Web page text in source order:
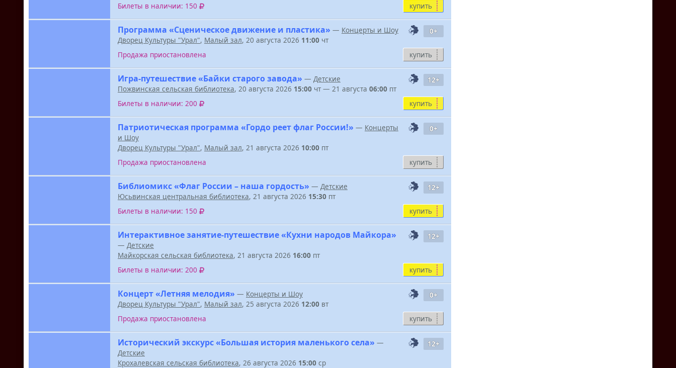
Билеты в наличии: 150
купить
0+
Программа «Сценическое движение и пластика» — Концерты и Шоу
Дворец Культуры "Урал", Малый зал, 20 августа 2026 11:00 чт
Продажа приостановлена
купить
12+
Игра-путешествие «Байки старого завода» — Детские
Пожвинская сельская библиотека, 20 августа 2026 15:00 чт — 21 августа 06:00 пт
Билеты в наличии: 200
купить
0+
Патриотическая программа «Гордо реет флаг России!» — Концерты
и Шоу
Дворец Культуры "Урал", Малый зал, 21 августа 2026 10:00 пт
Продажа приостановлена
купить
12+
Библиомикс «Флаг России – наша гордость» — Детские
Юсьвинская центральная библиотека, 21 августа 2026 15:30 пт
Билеты в наличии: 150
купить
12+
Интерактивное занятие-путешествие «Кухни народов Майкора»
— Детские
Майкорская сельская библиотека, 21 августа 2026 16:00 пт
Билеты в наличии: 200
купить
0+
Концерт «Летняя мелодия» — Концерты и Шоу
Дворец Культуры "Урал", Малый зал, 25 августа 2026 12:00 вт
Продажа приостановлена
купить
12+
Исторический экскурс «Большая история маленького села» —
Детские
Крохалевская сельская библиотека, 26 августа 2026 15:00 ср